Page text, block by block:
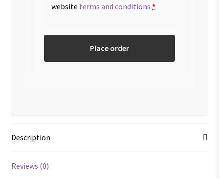
website terms and conditions *
Place order
Description
Reviews (0)